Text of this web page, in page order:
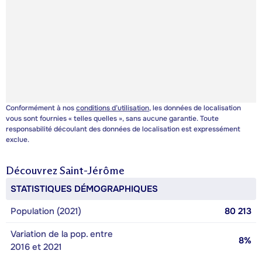
Conformément à nosconditions d’utilisation, les données de localisation
vous sont fournies « telles quelles », sans aucune garantie. Toute
responsabilité découlant des données de localisation est expressément
exclue.
Découvrez Saint-Jérôme
STATISTIQUES DÉMOGRAPHIQUES
Population (2021)
80 213
Variation de la pop. entre
2016 et 2021
8%